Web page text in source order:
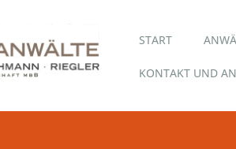
Skip
content
START
KONTAKT UND